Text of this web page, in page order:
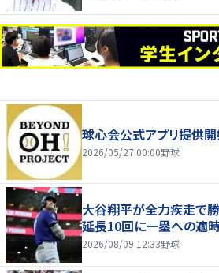
球心会公式アプリ提供開
2026/05/27 00:00野球
大谷翔平が全力疾走で
延長10回に一塁への適
2026/08/09 12:33野球